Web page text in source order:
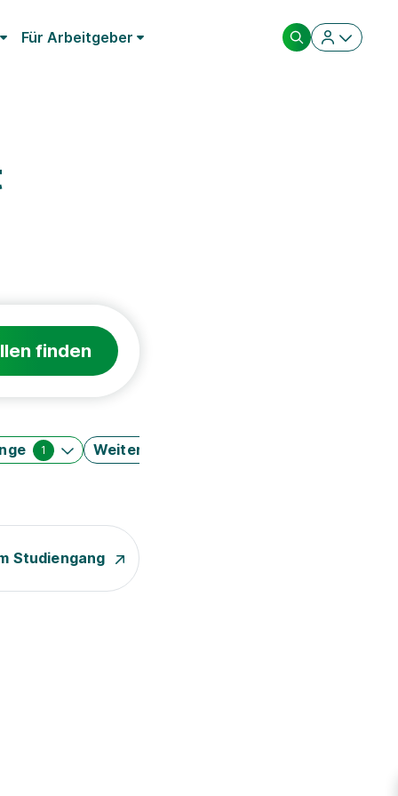
Für Arbeitgeber
finden
1 Weitere Filter
Studiengang